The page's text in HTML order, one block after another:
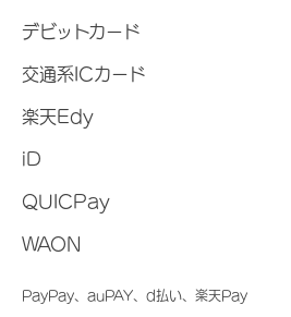
デビットカード
交通系ICカード
楽天Edy
iD
QUICPay
WAON
PayPay、auPAY、d払い、楽天Pay